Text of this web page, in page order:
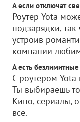
А если отключат
Роутер Yota
подзарядки,
устроив
компании
А есть
С роутером Yota
Ты выбираешь
Кино, сериалы,
все.